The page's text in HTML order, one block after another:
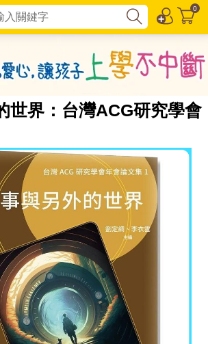
0
世界：台灣ACG研究學會